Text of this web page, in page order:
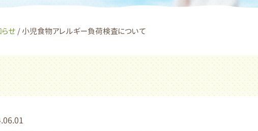
せ / 小児食物アレルギー負荷検査について